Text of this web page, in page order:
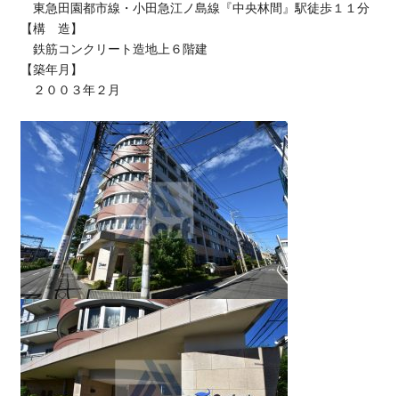
東急田園都市線・小田急江ノ島線『中央林間』駅徒歩１１分
【構 造】
鉄筋コンクリート造地上６階建
【築年月】
２００３年２月